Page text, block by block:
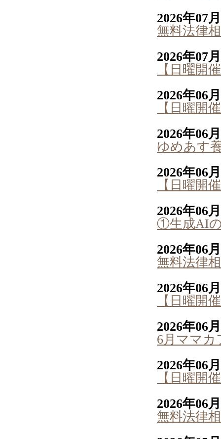
2026年07
無料法律
2026年07
【日曜開
2026年06
【日曜開
2026年06
ゆめあす
2026年06
【日曜開
2026年06
①生成AI
2026年06
無料法律
2026年06
【日曜開
2026年06
6月ママカ
2026年06
【日曜開
2026年06
無料法律